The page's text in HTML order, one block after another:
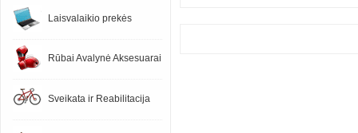
Laisvalaikio prekės
Rūbai Avalynė Aksesuarai
Sveikata ir Reabilitacija